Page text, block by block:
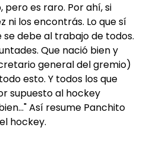
pero es raro. Por ahí, si
ni los encontrás. Lo que sí
debe al trabajo de todos.
Que nació bien y
general del gremio)
esto. Y todos los que
supuesto al hockey
Así resume Panchito
hockey.